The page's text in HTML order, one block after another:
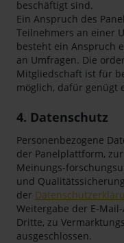
beschäftigt sind.
Ein Anspruch des
Teilnehmers an einer
besteht ein Anspruch
an Umfragen. Die
Mitgliedschaft ist für
möglich, dafür genügt
4. Datenschutz
Personenbezogene
der Panelplattform,
Meinungs-
und
der
Weitergabe der E-
Dritte, zu
ausgeschlossen.